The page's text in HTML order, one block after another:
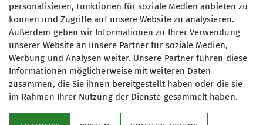
Daten elektronisch gesichert und zum Zweck
der Kontaktaufnahme verarbeitet und
genutzt werden. Mir ist bekannt, dass ich
meine Einwilligung jederzeit wiederrufen
kann. *
Mit (*) markierte Felder
sind Pflichtfelder
personalisieren, Funktionen für soziale Medien anbieten zu
können und Zugriffe auf unsere Website zu analysieren.
Außerdem geben wir Informationen zu Ihrer Verwendung
unserer Website an unsere Partner für soziale Medien,
Werbung und Analysen weiter. Unsere Partner führen diese
Informationen möglicherweise mit weiteren Daten
zusammen, die Sie ihnen bereitgestellt haben oder die sie
im Rahmen Ihrer Nutzung der Dienste gesammelt haben.